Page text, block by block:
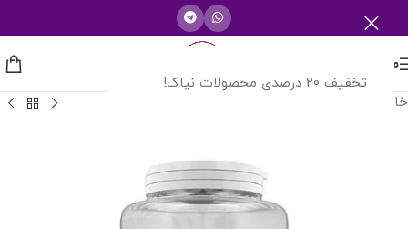
تخفیف 20 درصدی محصولات نیاک!
منو
خانه